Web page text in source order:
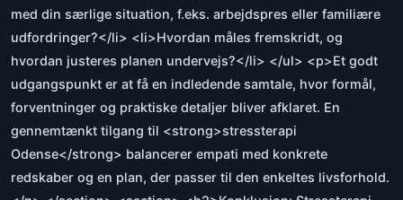
med din særlige situation, f.eks. arbejdspres eller familiære
udfordringer?</li> <li>Hvordan måles fremskridt, og
hvordan justeres planen undervejs?</li> </ul> <p>Et godt
udgangspunkt er at få en indledende samtale, hvor formål,
forventninger og praktiske detaljer bliver afklaret. En
gennemtænkt tilgang til <strong>stressterapi
Odense</strong> balancerer empati med konkrete
redskaber og en plan, der passer til den enkeltes livsforhold.